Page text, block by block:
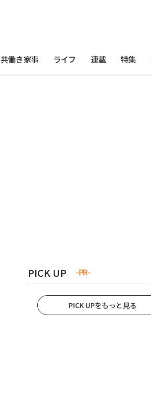
共働き家事 ライフ 連載 特集
PICK UP -PR-
PICK UPをもっと見る